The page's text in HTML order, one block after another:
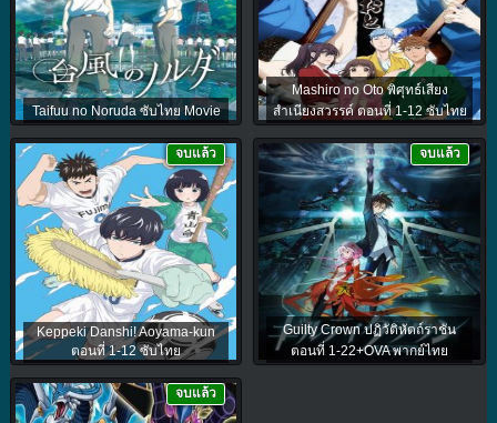
Taifuu no Noruda ซับไทย Movie
Mashiro no Oto พิศุทธ์เสียง
สำเนียงสวรรค์ ตอนที่ 1-12 ซับไทย
Keppeki Danshi! Aoyama-kun
ตอนที่ 1-12 ซับไทย
จบแล้ว
Guilty Crown ปฏิวัติหัตถ์ราชัน
ตอนที่ 1-22+OVA พากย์ไทย
จบแล้ว
จบแล้ว